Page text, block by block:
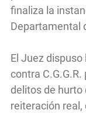
finaliza la
Departamental
El Juez
contra
delitos de
reiteración